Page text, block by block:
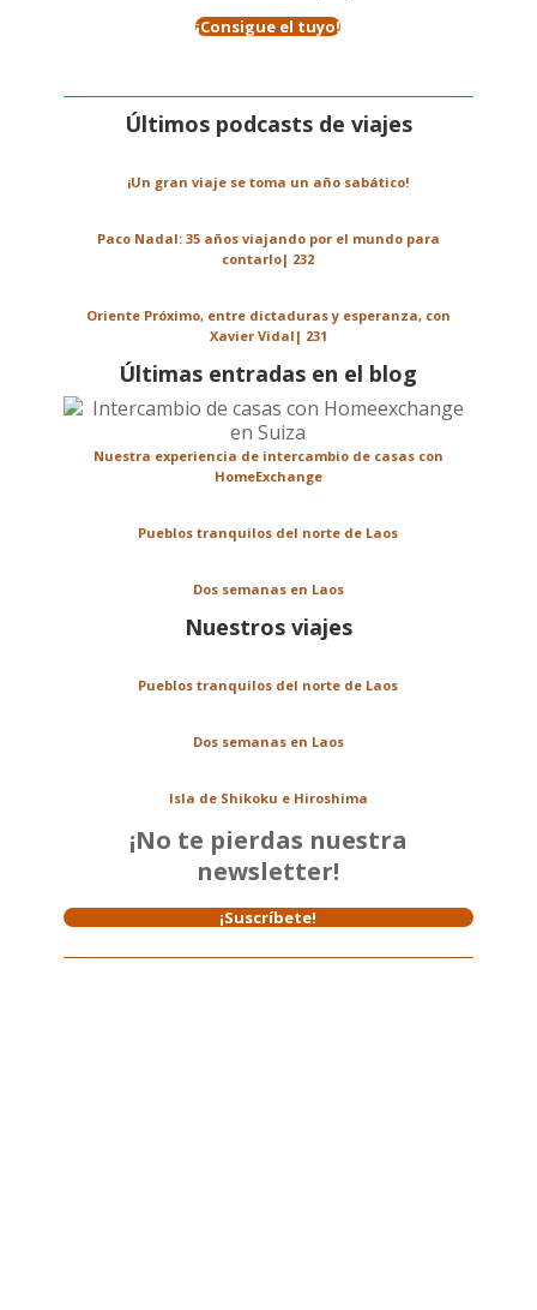
¡Consigue el tuyo!
Últimos podcasts de viajes
¡Un gran viaje se toma un año sabático!
Paco Nadal: 35 años viajando por el mundo para
contarlo| 232
Oriente Próximo, entre dictaduras y esperanza, con
Xavier Vidal| 231
Últimas entradas en el blog
Nuestra experiencia de intercambio de casas con
HomeExchange
Pueblos tranquilos del norte de Laos
Dos semanas en Laos
Nuestros viajes
Pueblos tranquilos del norte de Laos
Dos semanas en Laos
Isla de Shikoku e Hiroshima
¡No te pierdas nuestra
newsletter!
¡Suscríbete!